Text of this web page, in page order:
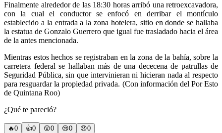
Finalmente alrededor de las 18:30 horas arribó una retroexcavadora,
con la cual el conductor se enfocó en derribar el montículo
establecido a la entrada a la zona hotelera, sitio en donde se hallaba
la estatua de Gonzalo Guerrero que igual fue trasladado hacia el área
de la antes mencionada.
Mientras estos hechos se registraban en la zona de la bahía, sobre la
carretera federal se hallaban más de una dececena de patrullas de
Seguridad Pública, sin que intervinieran ni hicieran nada al respecto
para resguardar la propiedad privada. (Con información del Por Esto
de Quintana Roo)
¿Qué te pareció?
🔥0 👍0 😲0 😢0 😠0